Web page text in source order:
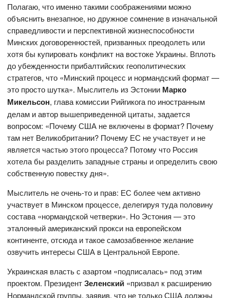
Полагаю, что именно такими соображениями можно
объяснить внезапное, но дружное сомнение в изначальной
справедливости и перспективной жизнеспособности
Минских договоренностей, призванных преодолеть или
хотя бы купировать конфликт на востоке Украины. Вплоть
до убежденности прибалтийских геополитических
стратегов, что «Минский процесс и нормандский формат —
это просто шутка». Мыслитель из Эстонии Марко
Микельсон, глава комиссии Рийгикога по иностранным
делам и автор вышеприведенной цитаты, задается
вопросом: «Почему США не включены в формат? Почему
там нет Великобритании? Почему ЕС не участвует и не
является частью этого процесса? Потому что Россия
хотела бы разделить западные страны и определить свою
собственную повестку дня».
Мыслитель не очень-то и прав: ЕС более чем активно
участвует в Минском процессе, делегируя туда половину
состава «нормандской четверки». Но Эстония — это
эталонный американский прокси на европейском
континенте, отсюда и такое самозабвенное желание
озвучить интересы США в Центральной Европе.
Украинская власть с азартом «подписалась» под этим
проектом. ПрезидентЗеленский «призвал к расширению
Нормандской группы, заявив, что не только США должны